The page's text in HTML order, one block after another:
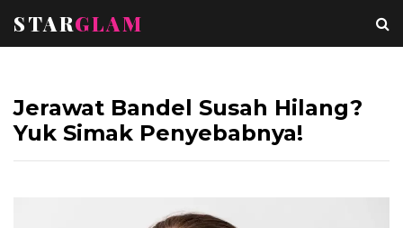
STARGLAM
Jerawat Bandel Susah Hilang?
Yuk Simak Penyebabnya!